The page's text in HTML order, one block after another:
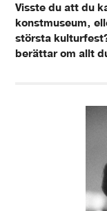
Visste du att du
konstmuseum,
största
berättar om allt